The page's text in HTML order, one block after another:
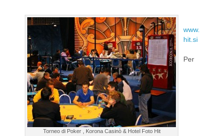
Torneo di Poker , Korona Casinò & Hotel Foto Hit
www.
hit.si
Per